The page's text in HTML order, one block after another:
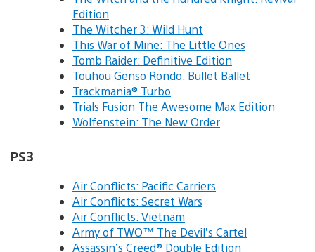
Edition
The Witcher 3: Wild Hunt
This War of Mine: The Little Ones
Tomb Raider: Definitive Edition
Touhou Genso Rondo: Bullet Ballet
Trackmania® Turbo
Trials Fusion The Awesome Max Edition
Wolfenstein: The New Order
PS3
Air Conflicts: Pacific Carriers
Air Conflicts: Secret Wars
Air Conflicts: Vietnam
Army of TWO™ The Devil’s Cartel
Assassin’s Creed® Double Edition